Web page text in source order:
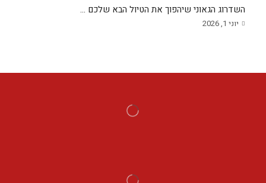
השדרוג הגאוני שיהפוך את הטיול הבא שלכם ...
יוני 1, 2026